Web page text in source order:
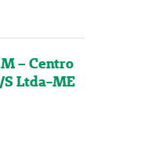
– Centro
S Ltda-ME